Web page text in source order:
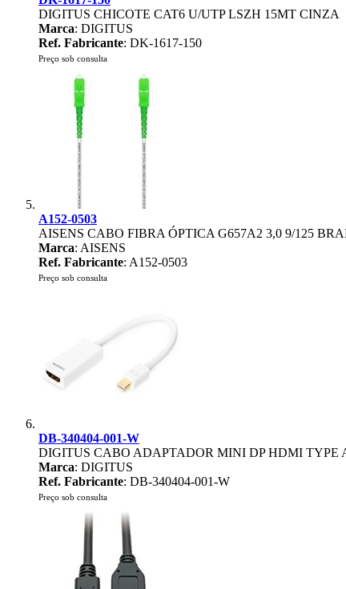
DIGITUS CHICOTE CAT6 U/UTP LSZH 15MT CINZA
Marca: DIGITUS
Ref. Fabricante: DK-1617-150
Preço sob consulta
A152-0503
AISENS CABO FIBRA ÓPTICA G657A2 3,0 9/125
Marca: AISENS
Ref. Fabricante: A152-0503
Preço sob consulta
DB-340404-001-W
DIGITUS CABO ADAPTADOR MINI DP HDMI TYPE
Marca: DIGITUS
Ref. Fabricante: DB-340404-001-W
Preço sob consulta